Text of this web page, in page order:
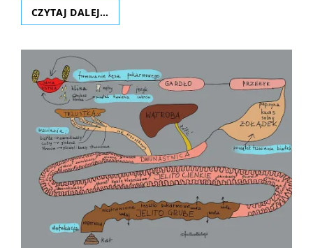
CZYTAJ DALEJ…ZMIANY
W
BIOLOGII
2024
–
SZKOŁA
PODSTAWOWA